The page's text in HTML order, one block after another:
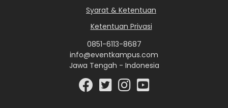
Syarat & Ketentuan
Ketentuan Privasi
0851-6113-8687
info@eventkampus.com
Jawa Tengah - Indonesia